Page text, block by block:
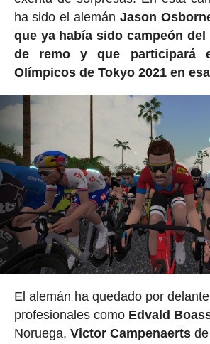
ha sido el alemán Jason
que ya había sido campeón del
de remo y que participará
Olímpicos de Tokyo 2021 en
El alemán ha quedado por
profesionales como Edvald
Noruega, Victor Campenaertsde